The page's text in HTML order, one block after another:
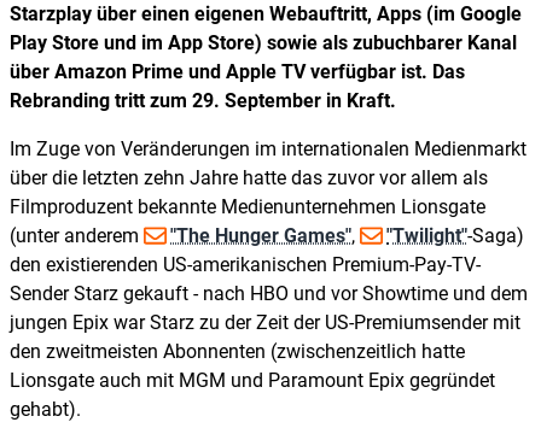
Starzplay über einen eigenen Webauftritt, Apps (im Google
Play Store und im App Store) sowie als zubuchbarer Kanal
über Amazon Prime und Apple TV verfügbar ist. Das
Rebranding tritt zum 29. September in Kraft.
Im Zuge von Veränderungen im internationalen Medienmarkt
über die letzten zehn Jahre hatte das zuvor vor allem als
Filmproduzent bekannte Medienunternehmen Lionsgate
(unter anderem
"The Hunger Games", "Twilight"-Saga)
den existierenden US-amerikanischen Premium-Pay-TV-
Sender Starz gekauft - nach HBO und vor Showtime und dem
jungen Epix war Starz zu der Zeit der US-Premiumsender mit
den zweitmeisten Abonnenten (zwischenzeitlich hatte
Lionsgate auch mit MGM und Paramount Epix gegründet
gehabt).